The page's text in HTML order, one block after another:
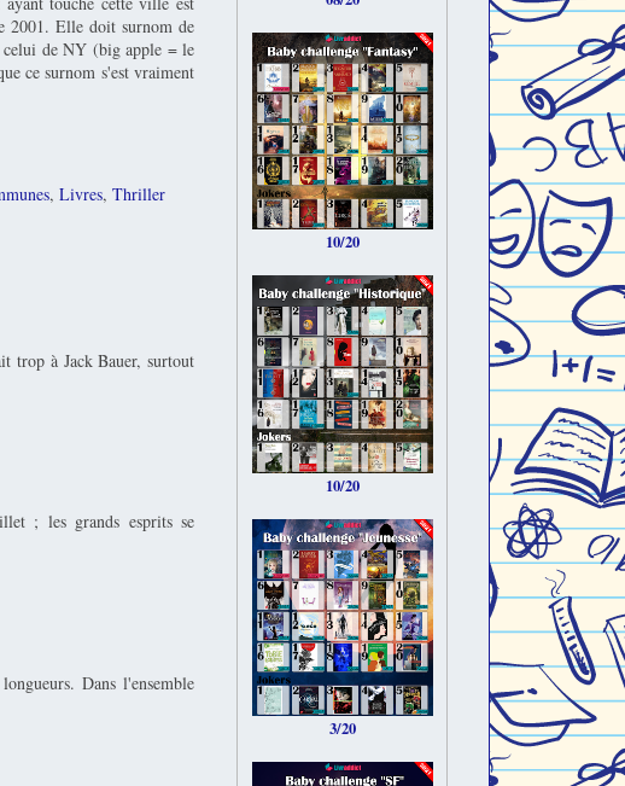
2001. Elle doit surnom de
celui de NY (big apple = le
ce surnom s'est vraiment
, Livres, Thriller
trop à Jack Bauer, surtout
; les grands esprits se
Dans l'ensemble
10/20
10/20
3/20